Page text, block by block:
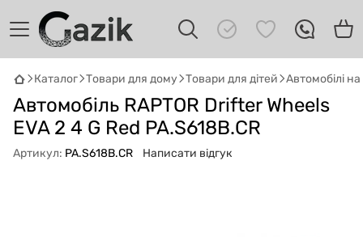
Каталог Товари для дому Товари для дітей Автомобілі
Автомобіль RAPTOR Drifter Wheels
EVA 2 4 G Red PA.S618B.CR
Артикул: PA.S618B.CR Написати відгук
GAZIKAI
Онлайн · пошук техніки
Привіт! 👋 Я Gazik AI — допоможу